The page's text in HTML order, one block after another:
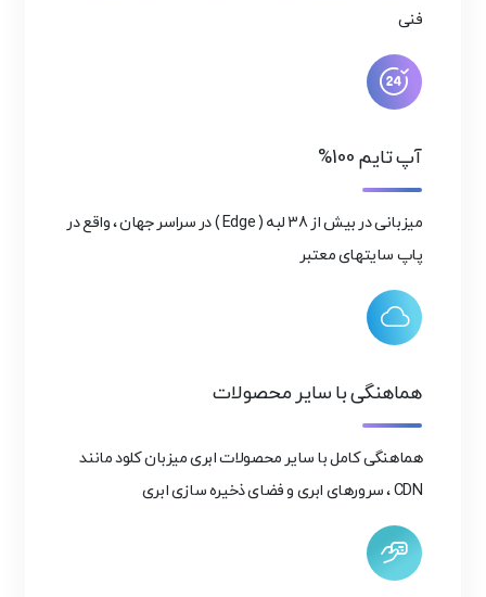
فنی
آپ تایم 100%
میزبانی در بیش از 38 لبه ( Edge ) در سراسر جهان ، واقع در
پاپ سایتهای معتبر
هماهنگی با سایر محصولات
هماهنگی کامل با سایر محصولات ابری میزبان کلود مانند
CDN ، سرورهای ابری و فضای ذخیره سازی ابری